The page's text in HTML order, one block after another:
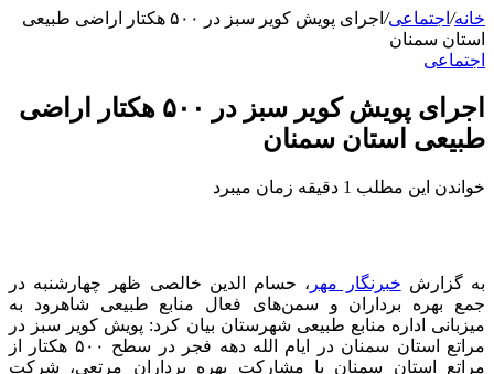
خانه/ اجتماعی/
اجرای پویش کویر سبز در ۵۰۰ هکتار اراضی طبیعی
استان سمنان
اجتماعی
اجرای پویش کویر سبز در ۵۰۰ هکتار اراضی
طبیعی استان سمنان
خواندن این مطلب 1 دقیقه زمان میبرد
به گزارش خبرنگار مهر ، حسام الدین خالصی ظهر چهارشنبه در
جمع بهره برداران و سمن‌های فعال منابع طبیعی شاهرود به
میزبانی اداره منابع طبیعی شهرستان بیان کرد: پویش کویر سبز در
مراتع استان سمنان در ایام الله دهه فجر در سطح ۵۰۰ هکتار از
مراتع استان سمنان با مشارکت بهره برداران مرتعی، شرکت